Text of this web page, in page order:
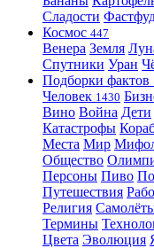
Сладости
Космос 447
Венера Земля
Спутники Уран
Подборки фактов
Человек 1430
Вино Война Дети
Катастрофы
Места Мир
Общество
Персоны Пиво
Путешествия
Религия
Термины
Цвета Эволюция